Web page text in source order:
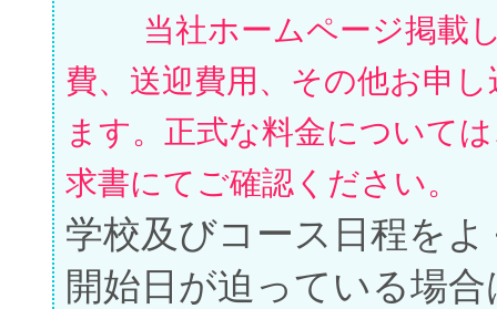
当社ホームページ掲載
費、送迎費用、その他お申
ます。正式な料金について
求書にてご確認ください。
学校及びコース日程を
開始日が迫っている場